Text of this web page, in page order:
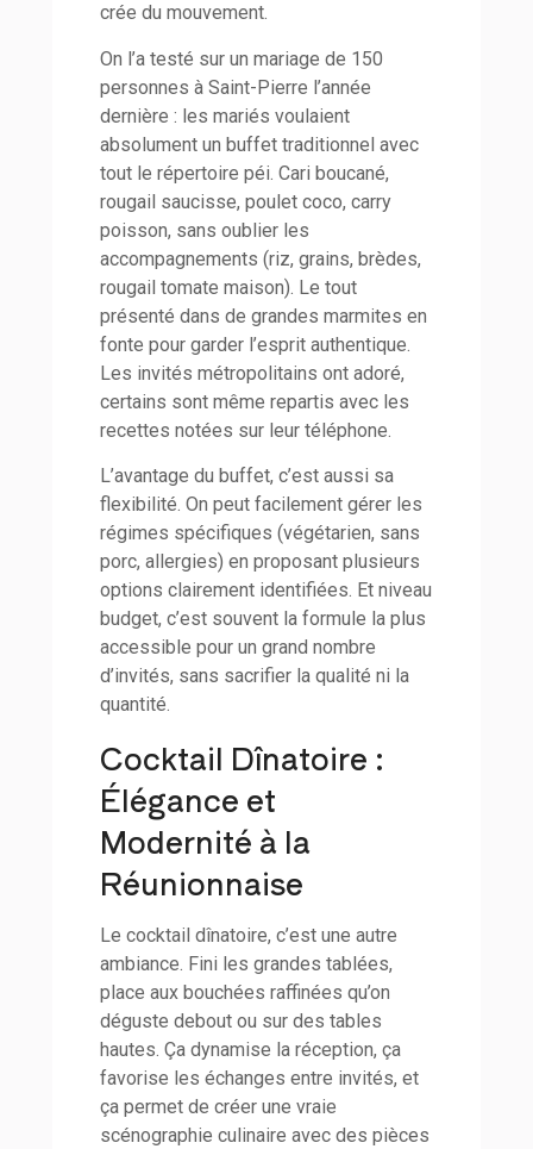
crée du mouvement.
On l’a testé sur un mariage de 150
personnes à Saint-Pierre l’année
dernière : les mariés voulaient
absolument un buffet traditionnel avec
tout le répertoire péi. Cari boucané,
rougail saucisse, poulet coco, carry
poisson, sans oublier les
accompagnements (riz, grains, brèdes,
rougail tomate maison). Le tout
présenté dans de grandes marmites en
fonte pour garder l’esprit authentique.
Les invités métropolitains ont adoré,
certains sont même repartis avec les
recettes notées sur leur téléphone.
L’avantage du buffet, c’est aussi sa
flexibilité. On peut facilement gérer les
régimes spécifiques (végétarien, sans
porc, allergies) en proposant plusieurs
options clairement identifiées. Et niveau
budget, c’est souvent la formule la plus
accessible pour un grand nombre
d’invités, sans sacrifier la qualité ni la
quantité.
Cocktail Dînatoire :
Élégance et
Modernité à la
Réunionnaise
Le cocktail dînatoire, c’est une autre
ambiance. Fini les grandes tablées,
place aux bouchées raffinées qu’on
déguste debout ou sur des tables
hautes. Ça dynamise la réception, ça
favorise les échanges entre invités, et
ça permet de créer une vraie
scénographie culinaire avec des pièces